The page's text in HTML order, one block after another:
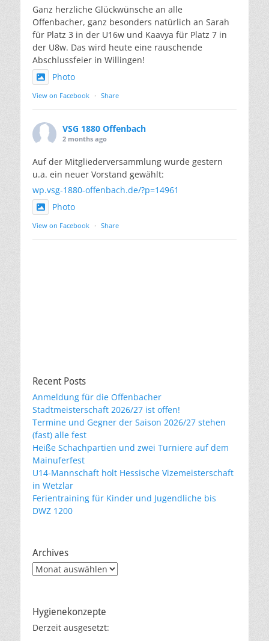
Ganz herzliche Glückwünsche an alle
Offenbacher, ganz besonders natürlich an Sarah
für Platz 3 in der U16w und Kaavya für Platz 7 in
der U8w. Das wird heute eine rauschende
Abschlussfeier in Willingen!
Photo
View on Facebook · Share
VSG 1880 Offenbach
2 months ago
Auf der Mitgliederversammlung wurde gestern
u.a. ein neuer Vorstand gewählt:
wp.vsg-1880-offenbach.de/?p=14961
Photo
View on Facebook · Share
Recent Posts
Anmeldung für die Offenbacher
Stadtmeisterschaft 2026/27 ist offen!
Termine und Gegner der Saison 2026/27 stehen
(fast) alle fest
Heiße Schachpartien und zwei Turniere auf dem
Mainuferfest
U14-Mannschaft holt Hessische Vizemeisterschaft
in Wetzlar
Ferientraining für Kinder und Jugendliche bis
DWZ 1200
Archives
Archives
Hygienekonzepte
Derzeit ausgesetzt: